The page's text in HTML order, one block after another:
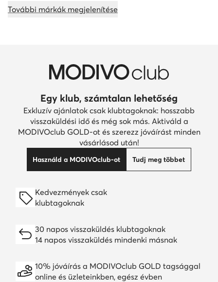
További márkák megjelenítése
Egy klub, számtalan lehetőség
Exkluzív ajánlatok csak klubtagoknak: hosszabb
visszaküldési idő és még sok más. Aktiváld a
MODIVOclub GOLD-ot és szerezz jóváírást minden
vásárlásod után!
Használd a MODIVOclub-ot Tudj meg többet
Kedvezmények csak
klubtagoknak
30 napos visszaküldés klubtagoknak
14 napos visszaküldés mindenki másnak
10% jóváírás a MODIVOclub GOLD tagsággal
online és üzleteinkben, egész évben